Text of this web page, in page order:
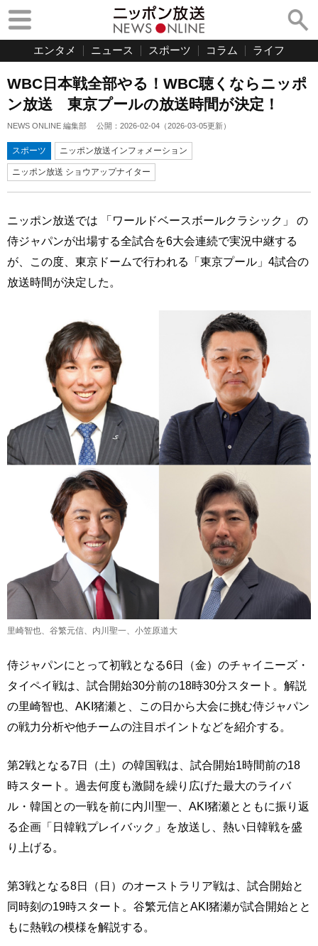
エンタメ ニュース スポーツ コラム ライフ
WBC日本戦全部やる！WBC聴くならニッポ
ン放送 東京プールの放送時間が決定！
NEWS ONLINE 編集部 公開： 2026-02-04 （2026-03-05更新）
スポーツ ニッポン放送インフォメーション
ニッポン放送 ショウアップナイター
ニッポン放送では 「ワールドベースボールクラシック」 の
侍ジャパンが出場する全試合を6大会連続で実況中継する
が、この度、東京ドームで行われる「東京プール」4試合の
放送時間が決定した。
里崎智也、谷繁元信、内川聖一、小笠原道大
侍ジャパンにとって初戦となる6日（金）のチャイニーズ・
タイペイ戦は、試合開始30分前の18時30分スタート。解説
の里崎智也、AKI猪瀬と、この日から大会に挑む侍ジャパン
の戦力分析や他チームの注目ポイントなどを紹介する。
第2戦となる7日（土）の韓国戦は、試合開始1時間前の18
時スタート。過去何度も激闘を繰り広げた最大のライバ
ル・韓国との一戦を前に内川聖一、AKI猪瀬とともに振り返
る企画「日韓戦プレイバック」を放送し、熱い日韓戦を盛
り上げる。
第3戦となる8日（日）のオーストラリア戦は、試合開始と
同時刻の19時スタート。谷繁元信とAKI猪瀬が試合開始とと
もに熱戦の模様を解説する。